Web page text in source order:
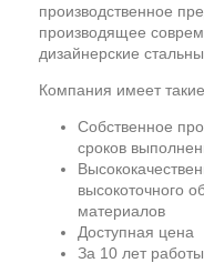
производственное
производящее
дизайнерские
Компания имеет
Собственное
сроков
высокоточного
материалов
Доступная цена
За 10 лет